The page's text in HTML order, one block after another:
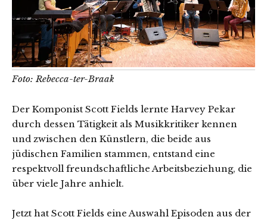
Foto: Rebecca-ter-Braak
Der Komponist Scott Fields lernte Harvey Pekar
durch dessen Tätigkeit als Musikkritiker kennen
und zwischen den Künstlern, die beide aus
jüdischen Familien stammen, entstand eine
respektvoll freundschaftliche Arbeitsbeziehung, die
über viele Jahre anhielt.
Jetzt hat Scott Fields eine Auswahl Episoden aus der